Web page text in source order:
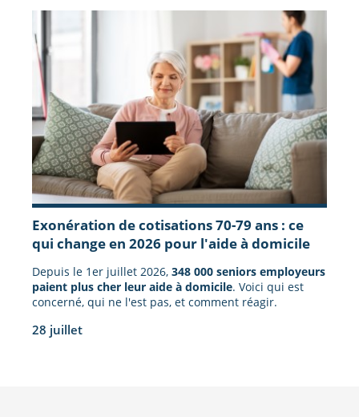
Exonération de cotisations 70-79 ans : ce
qui change en 2026 pour l'aide à domicile
Depuis le 1er juillet 2026, 348 000 seniors employeurs
paient plus cher leur aide à domicile. Voici qui est
concerné, qui ne l'est pas, et comment réagir.
28 juillet